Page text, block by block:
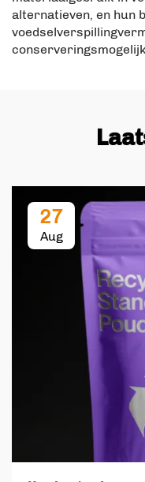
alternatieven, en hun
27
Aug